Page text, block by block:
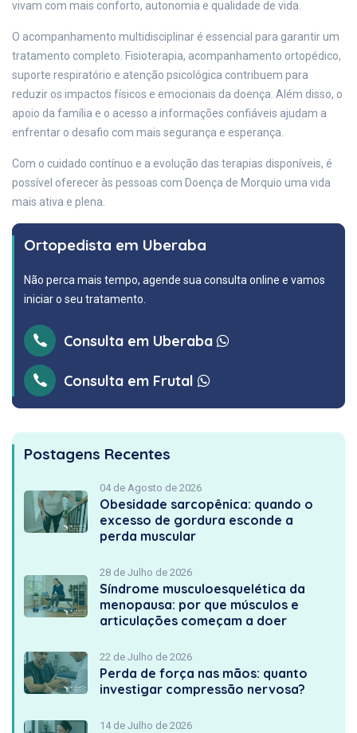
vivam com mais conforto, autonomia e qualidade de vida.
O acompanhamento multidisciplinar é essencial para garantir um
tratamento completo. Fisioterapia, acompanhamento ortopédico,
suporte respiratório e atenção psicológica contribuem para
reduzir os impactos físicos e emocionais da doença. Além disso, o
apoio da família e o acesso a informações confiáveis ajudam a
enfrentar o desafio com mais segurança e esperança.
Com o cuidado contínuo e a evolução das terapias disponíveis, é
possível oferecer às pessoas com Doença de Morquio uma vida
mais ativa e plena.
Ortopedista em Uberaba
Não perca mais tempo, agende sua consulta online e vamos
iniciar o seu tratamento.
Consulta em Uberaba
Consulta em Frutal
Postagens Recentes
04 de Agosto de 2026
Obesidade sarcopênica: quando o
excesso de gordura esconde a
perda muscular
28 de Julho de 2026
Síndrome musculoesquelética da
menopausa: por que músculos e
articulações começam a doer
22 de Julho de 2026
Perda de força nas mãos: quanto
investigar compressão nervosa?
14 de Julho de 2026